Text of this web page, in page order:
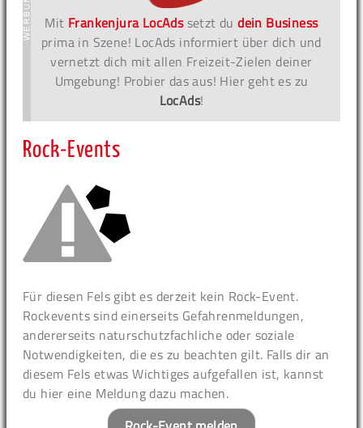
Mit Frankenjura LocAdssetzt dudein Business
prima in Szene! LocAds informiert über dich und
vernetzt dich mit allen Freizeit-Zielen deiner
Umgebung! Probier das aus! Hier geht es zu
LocAds!
Rock-Events
Für diesen Fels gibt es derzeit kein Rock-Event.
Rockevents sind einerseits Gefahrenmeldungen,
andererseits naturschutzfachliche oder soziale
Notwendigkeiten, die es zu beachten gilt. Falls dir an
diesem Fels etwas Wichtiges aufgefallen ist, kannst
du hier eine Meldung dazu machen.